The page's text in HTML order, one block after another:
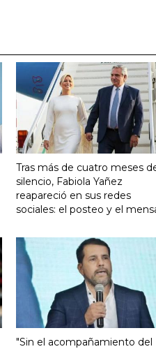
Tras más de cuatro meses
silencio, Fabiola Yañez
reapareció en sus redes
sociales: el posteo y el
"Sin el acompañamiento del